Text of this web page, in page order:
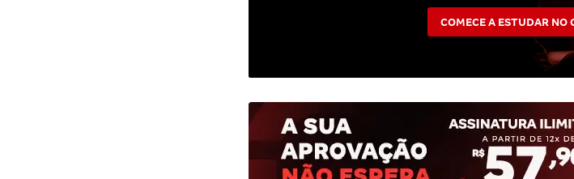
COMECE A ESTUDAR NO